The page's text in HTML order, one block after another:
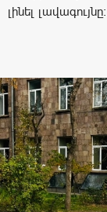
լինել լավագույնը։